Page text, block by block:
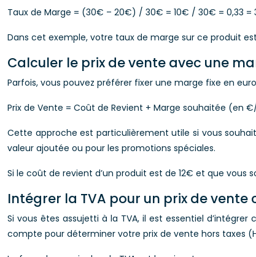
Taux de Marge = (30€ – 20€) / 30€ = 10€ / 30€ = 0,33 =
Dans cet exemple, votre taux de marge sur ce produit
Calculer le prix de vente avec une
Parfois, vous pouvez préférer fixer une marge fixe en
Prix de Vente = Coût de Revient + Marge souhaitée (en
Cette approche est particulièrement utile si vous
valeur ajoutée ou pour les promotions spéciales.
Si le coût de revient d’un produit est de 12€ et que
Intégrer la TVA pour un prix de vente
Si vous êtes assujetti à la TVA, il est essentiel
compte pour déterminer votre prix de vente hors taxes